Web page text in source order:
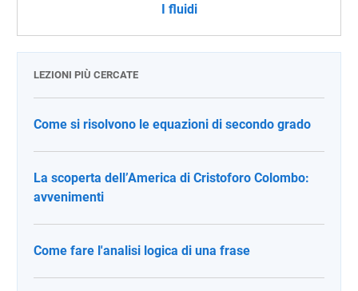
I fluidi
LEZIONI PIÙ CERCATE
Come si risolvono le equazioni di secondo grado
La scoperta dell’America di Cristoforo Colombo:
avvenimenti
Come fare l'analisi logica di una frase